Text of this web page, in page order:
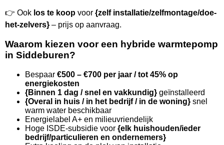
👉 Ook los te koop voor {zelf installatie/zelfmontage/doe-
het-zelvers} – prijs op aanvraag.
Waarom kiezen voor een hybride warmtepomp
in Siddeburen?
Bespaar €500 – €700 per jaar / tot 45% op
energiekosten
{Binnen 1 dag / snel en vakkundig} geïnstalleerd
{Overal in huis / in het bedrijf / in de woning} snel
warm water beschikbaar
Energielabel A+ en milieuvriendelijk
Hoge ISDE-subsidie voor {elk huishouden/ieder
bedrijf/particulieren en ondernemers}